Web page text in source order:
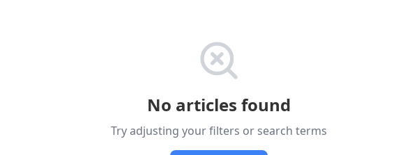
No articles found
Try adjusting your filters or search terms